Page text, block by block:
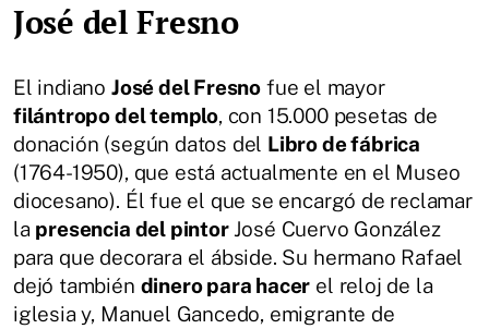
José del Fresno
El indiano José del Fresno fue el mayor
filántropo del templo, con 15.000 pesetas de
donación (según datos del Libro de fábrica
(1764-1950), que está actualmente en el Museo
diocesano). Él fue el que se encargó de reclamar
la presencia del pintorJosé Cuervo González
para que decorara el ábside. Su hermano Rafael
dejó también dinero para hacer el reloj de la
iglesia y, Manuel Gancedo, emigrante de